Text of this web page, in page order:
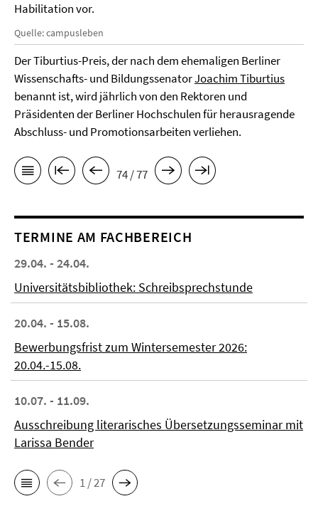
Habilitation vor.
Quelle: campusleben
Der Tiburtius-Preis, der nach dem ehemaligen Berliner
Wissenschafts- und BildungssenatorJoachim Tiburtius
benannt ist, wird jährlich von den Rektoren und
Präsidenten der Berliner Hochschulen für herausragende
Abschluss- und Promotionsarbeiten verliehen.
74 / 77
TERMINE AM FACHBEREICH
29.04. - 24.04.
Universitätsbibliothek: Schreibsprechstunde
20.04. - 15.08.
Bewerbungsfrist zum Wintersemester 2026:
20.04.-15.08.
10.07. - 11.09.
Ausschreibung literarisches Übersetzungsseminar mit
Larissa Bender
1 / 27